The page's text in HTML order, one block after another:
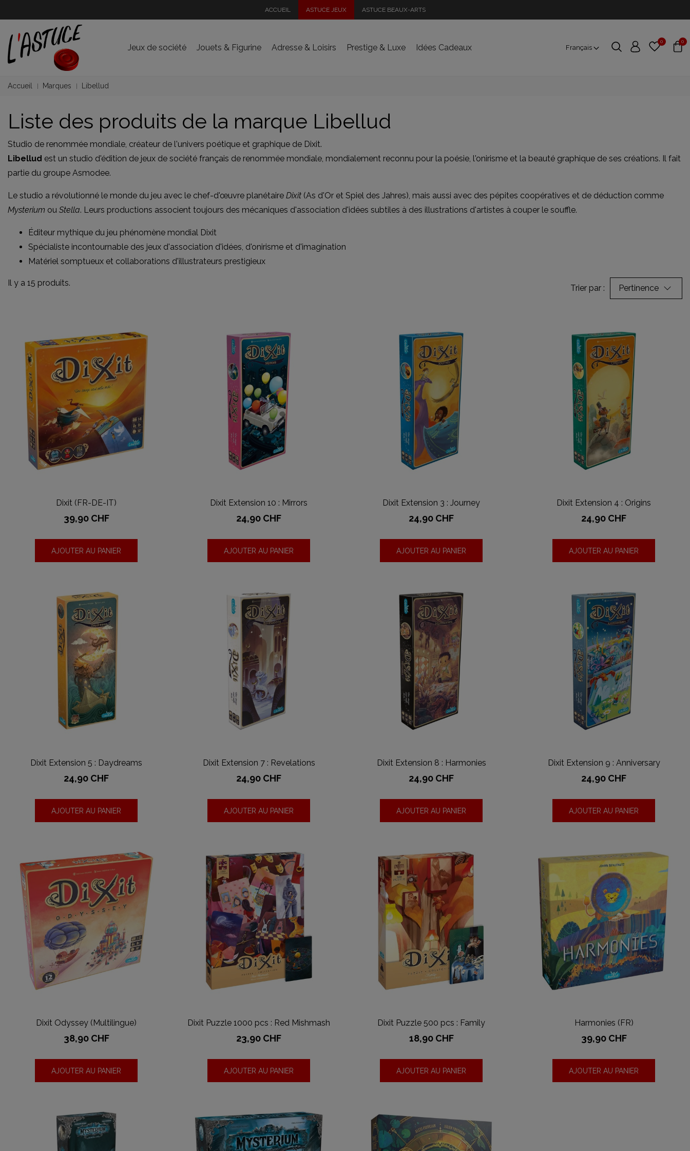
ACCUEIL ASTUCE JEUX ASTUCE BEAUX-ARTS
Jeux de société Jouets & Figurine Adresse & Loisirs Prestige & Luxe Idées Cadeaux Français
0 0
Accueil Marques Libellud
Liste des produits de la marque Libellud
Studio de renommée mondiale, créateur de l'univers poétique et graphique de Dixit.
Libellud est un studio d'édition de jeux de société français de renommée mondiale, mondialement reconnu pour la poésie, l'onirisme et la beauté graphique de ses créations. Il fait
partie du groupe Asmodee.
Le studio a révolutionné le monde du jeu avec le chef-d'œuvre planétaire Dixit (As d'Or et Spiel des Jahres), mais aussi avec des pépites coopératives et de déduction comme
Mysterium ou Stella. Leurs productions associent toujours des mécaniques d'association d'idées subtiles à des illustrations d'artistes à couper le souffle.
Éditeur mythique du jeu phénomène mondial Dixit
Spécialiste incontournable des jeux d'association d'idées, d'onirisme et d'imagination
Matériel somptueux et collaborations d'illustrateurs prestigieux
Il y a 15 produits.
Trier par : Pertinence
Dixit (FR-DE-IT)
Prix
39,90 CHF
AJOUTER AU PANIER
Dixit Extension 10 : Mirrors
Prix
24,90 CHF
AJOUTER AU PANIER
Dixit Extension 3 : Journey
Prix
24,90 CHF
AJOUTER AU PANIER
Dixit Extension 4 : Origins
Prix
24,90 CHF
AJOUTER AU PANIER
Dixit Extension 5 : Daydreams
Prix
24,90 CHF
AJOUTER AU PANIER
Dixit Extension 7 : Revelations
Prix
24,90 CHF
AJOUTER AU PANIER
Dixit Extension 8 : Harmonies
Prix
24,90 CHF
AJOUTER AU PANIER
Dixit Extension 9 : Anniversary
Prix
24,90 CHF
AJOUTER AU PANIER
Dixit Odyssey (Multilingue)
Prix
38,90 CHF
AJOUTER AU PANIER
Dixit Puzzle 1000 pcs : Red Mishmash
Prix
23,90 CHF
AJOUTER AU PANIER
Dixit Puzzle 500 pcs : Family
Prix
18,90 CHF
AJOUTER AU PANIER
Harmonies (FR)
Prix
39,90 CHF
AJOUTER AU PANIER